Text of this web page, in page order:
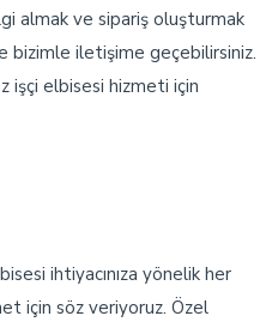
almak ve sipariş oluşturmak
bizimle iletişime geçebilirsiniz.
işçi elbisesi hizmeti için
ihtiyacınıza yönelik her
için söz veriyoruz. Özel